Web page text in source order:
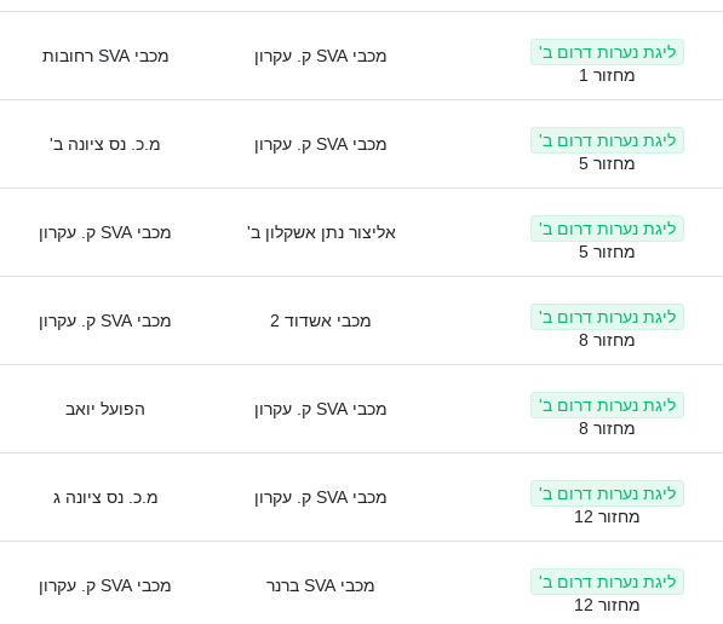
ליגת נערות דרום ב'
מחזור 1
מכבי SVA ק. עקרון מכבי SVA רחובות
ליגת נערות דרום ב'
מחזור 5
מכבי SVA ק. עקרון מ.כ. נס ציונה ב'
ליגת נערות דרום ב'
מחזור 5
אליצור נתן אשקלון ב' מכבי SVA ק. עקרון
ליגת נערות דרום ב'
מחזור 8
מכבי אשדוד 2 מכבי SVA ק. עקרון
ליגת נערות דרום ב'
מחזור 8
מכבי SVA ק. עקרון הפועל יואב
ליגת נערות דרום ב'
מחזור 12
מכבי SVA ק. עקרון מ.כ. נס ציונה ג
ליגת נערות דרום ב'
מחזור 12
מכבי SVA ברנר מכבי SVA ק. עקרון